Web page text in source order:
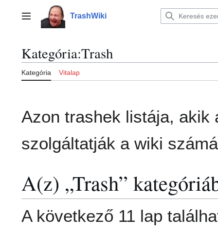
tartalomhozFőmenü TrashWiki
Kategória:Trash
Kategória Vitalap
Azon trashek listája, akik
szolgáltatják a wiki
A(z) „Trash”
A következő 11 lap